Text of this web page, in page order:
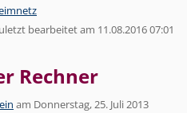
bearbeitet am 11.08.2016 07:01
Rechner
am Donnerstag, 25. Juli 2013